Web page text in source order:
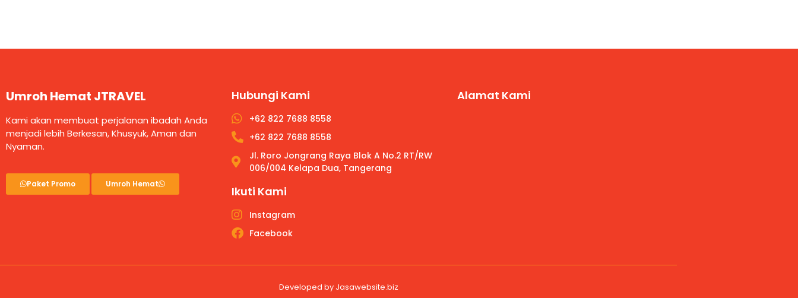
Umroh Hemat JTRAVEL
Kami akan membuat perjalanan ibadah Anda
menjadi lebih Berkesan, Khusyuk, Aman dan
Nyaman.
Paket Promo Umroh Hemat
Hubungi Kami
+62 822 7688 8558
+62 822 7688 8558
Jl. Roro Jongrang Raya Blok A No.2 RT/RW
006/004 Kelapa Dua, Tangerang
Ikuti Kami
Instagram
Facebook
Alamat Kami
Developed by Jasawebsite.biz